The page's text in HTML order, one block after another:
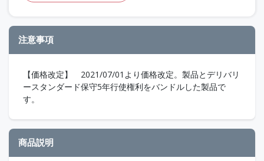
注意事項
【価格改定】 2021/07/01より価格改定。製品とデリバリ
ースタンダード保守5年行使権利をバンドルした製品で
す。
商品説明